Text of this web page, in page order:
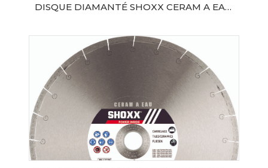
DISQUE DIAMANTÉ SHOXX CERAM A EAU Ø180 AL30/25.4
AJOUTER AU PANIER